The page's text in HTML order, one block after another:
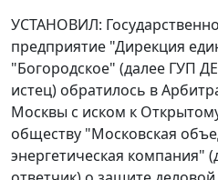
УСТАНОВИЛ:
предприятие "Дирекция
"Богородское" (далее ГУП
истец) обратилось в
Москвы с иском к
обществу "Московская
энергетическая